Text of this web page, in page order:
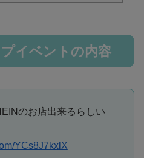
イベントの内容
のお店出来るらしい
YCs8J7kxlX